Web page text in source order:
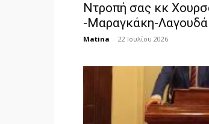
Ντροπή σας κκ
-Μαραγκάκη-
Matina - 22 Ιουλίου 2026